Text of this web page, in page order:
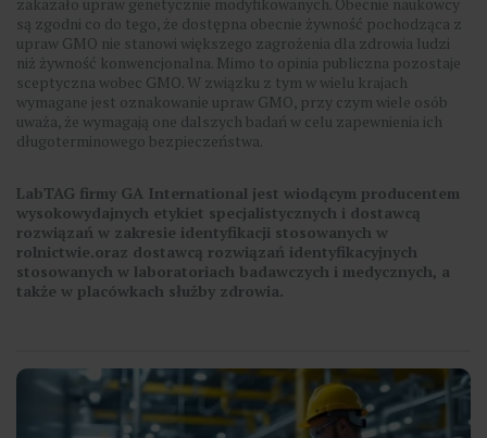
zakazało upraw genetycznie modyfikowanych. Obecnie naukowcy
są zgodni co do tego, że dostępna obecnie żywność pochodząca z
upraw GMO nie stanowi większego zagrożenia dla zdrowia ludzi
niż żywność konwencjonalna. Mimo to opinia publiczna pozostaje
sceptyczna wobec GMO. W związku z tym w wielu krajach
wymagane jest oznakowanie upraw GMO, przy czym wiele osób
uważa, że wymagają one dalszych badań w celu zapewnienia ich
długoterminowego bezpieczeństwa.
LabTAG firmy GA International jest wiodącym producentem
wysokowydajnych etykiet specjalistycznych i dostawcą
rozwiązań w zakresie identyfikacji stosowanych w
rolnictwie.oraz dostawcą rozwiązań identyfikacyjnych
stosowanych w laboratoriach badawczych i medycznych, a
także w placówkach służby zdrowia.